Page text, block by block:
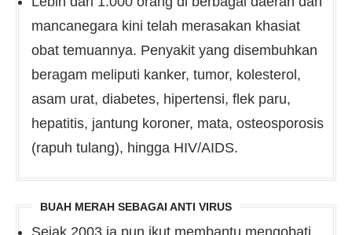
mancanegara kini telah merasakan khasiat
obat temuannya. Penyakit yang disembuhkan
beragam meliputi kanker, tumor, kolesterol,
asam urat, diabetes, hipertensi, flek paru,
hepatitis, jantung koroner, mata, osteosporosis
(rapuh tulang), hingga HIV/AIDS.
BUAH MERAH SEBAGAI ANTI VIRUS
Sejak 2003 ia pun ikut membantu mengobati